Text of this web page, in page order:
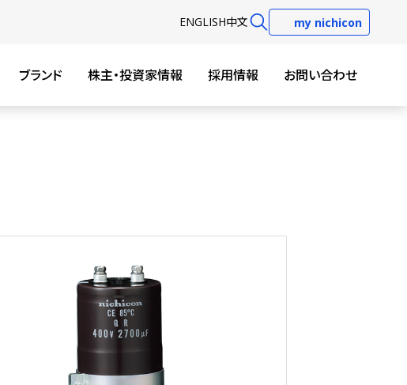
ENGLISH中文 my nichicon
ブランド 株主・投資家情報 採用情報 お問い合わせ